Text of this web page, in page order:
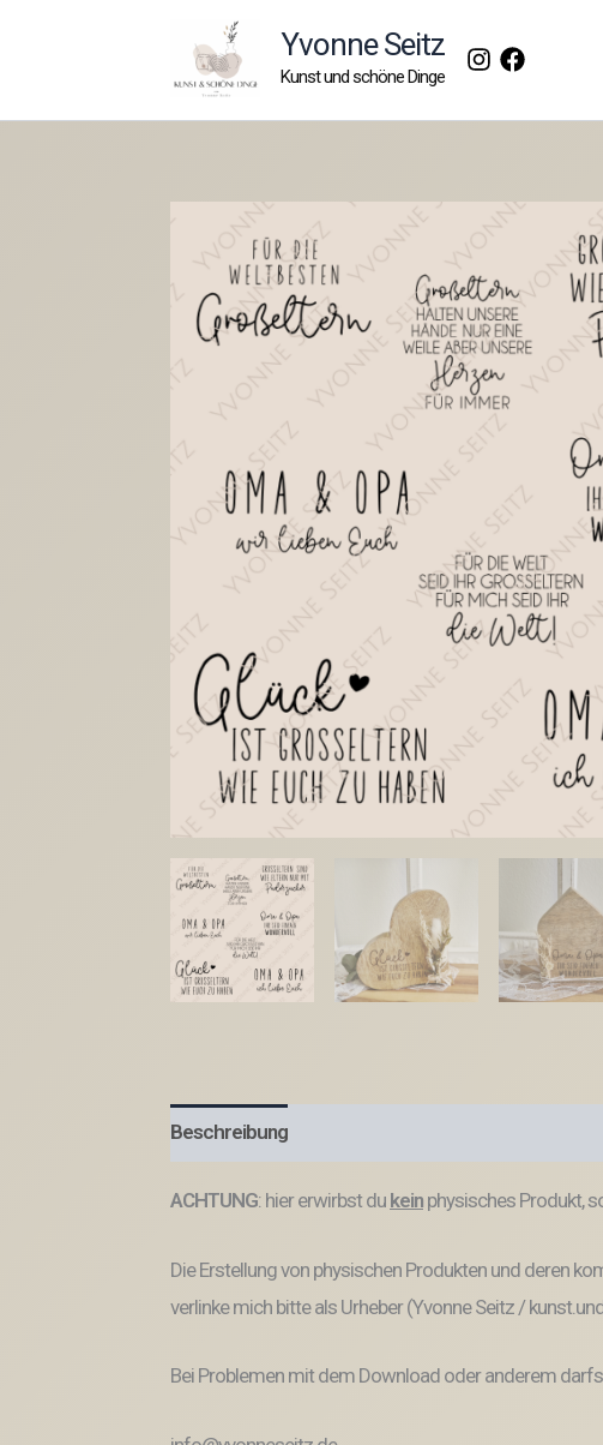
Yvonne Seitz
Kunst und schöne Dinge
Beschreibung
ACHTUNG: hier erwirbst du kein physisches Produkt,
Die Erstellung von physischen Produkten und deren
verlinke mich bitte als Urheber (Yvonne Seitz /
Bei Problemen mit dem Download oder anderem